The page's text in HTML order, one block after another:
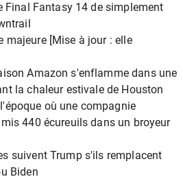
Final Fantasy 14 de simplement
majeure [Mise à jour : elle
Amazon s'enflamme dans une
la chaleur estivale de Houston
où une compagnie
440 écureuils dans un broyeur
suivent Trump s'ils remplacent
Biden